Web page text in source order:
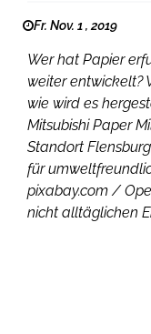
Fr. Nov. 1 , 2019
Wer hat Papier
weiter entwickelt?
wie wird es
Mitsubishi Paper
Standort
für
pixabay.com /
nicht alltäglichen